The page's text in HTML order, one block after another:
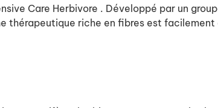
Care Herbivore . Développé par un
thérapeutique riche en fibres est